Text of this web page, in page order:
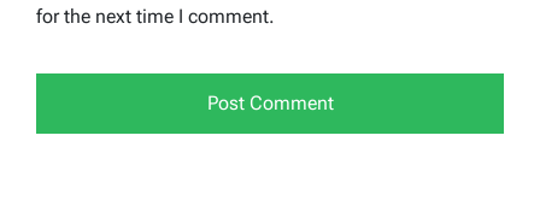
for the next time I comment.